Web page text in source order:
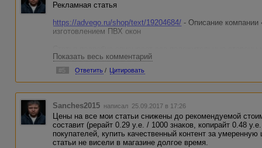
Рекламная статья
https://advego.ru/shop/text/19204684/ - Описание компании
изготовлением ПВХ окон
производство, обучение коллектива, наличие
оптимизирована таким образом, что название компании,
любые другие.
Показать весь комментарий
#5 Ответить / Цитировать
Sanches2015 написал 25.09.2017 в 17:26
Цены на все мои статьи снижены до рекомендуемой
составит (рерайт 0.29 у.е. / 1000 знаков, копирайт 0.48
покупателей, купить качественный контент за
статьи не висели в магазине долгое время.